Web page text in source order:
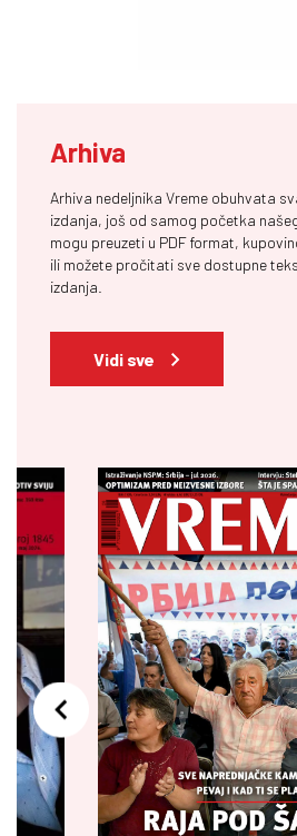
Arhiva
Arhiva nedeljnika Vreme obuhvata
izdanja, još od samog početka
mogu preuzeti u PDF format,
ili možete pročitati sve dostupne
izdanja.
Vidi sve